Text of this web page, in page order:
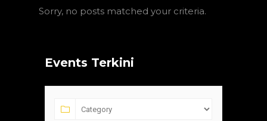
Sorry, no posts matched your criteria.
Events Terkini